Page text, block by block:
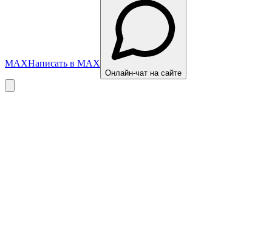
MAXНаписать в MAX
Онлайн-чат на сайте